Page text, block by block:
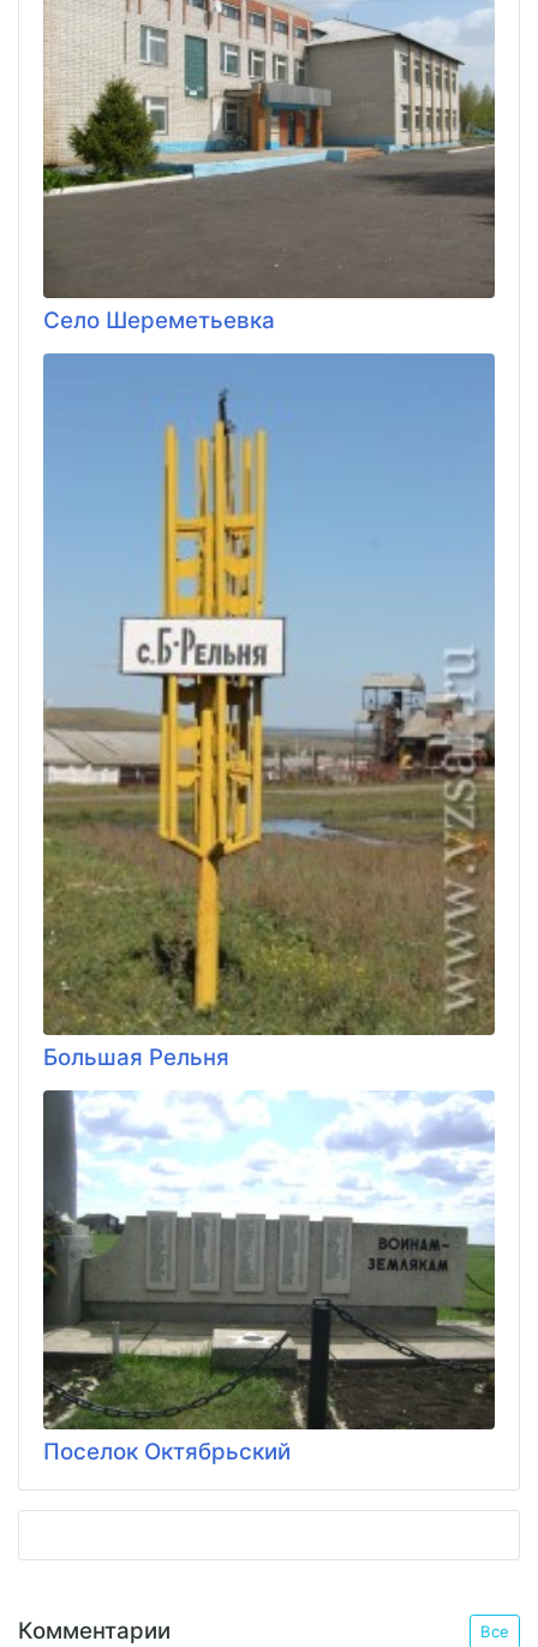
Село Шереметьевка
Большая Рельня
Поселок Октябрьский
Комментарии Все